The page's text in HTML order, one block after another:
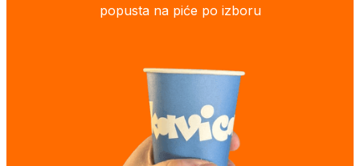
popusta na piće po izboru